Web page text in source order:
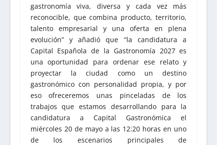
gastronomía viva, diversa y cada vez más
reconocible, que combina producto, territorio,
talento empresarial y una oferta en plena
evolución” y añadió que “la candidatura a
Capital Española de la Gastronomía 2027 es
una oportunidad para ordenar ese relato y
proyectar la ciudad como un destino
gastronómico con personalidad propia, y por
eso ofreceremos unas pinceladas de los
trabajos que estamos desarrollando para la
candidatura a Capital Gastronómica el
miércoles 20 de mayo a las 12:20 horas en uno
de los escenarios principales de